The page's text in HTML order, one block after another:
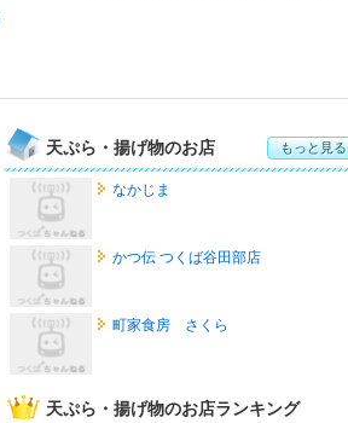
天ぷら・揚げ物のお店 もっと見る
なかじま
かつ伝 つくば谷田部店
町家食房 さくら
天ぷら・揚げ物のお店ランキング